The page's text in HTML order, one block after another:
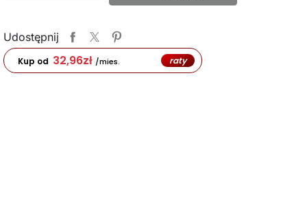
Udostępnij
Kup od 32,96zł /mies. raty